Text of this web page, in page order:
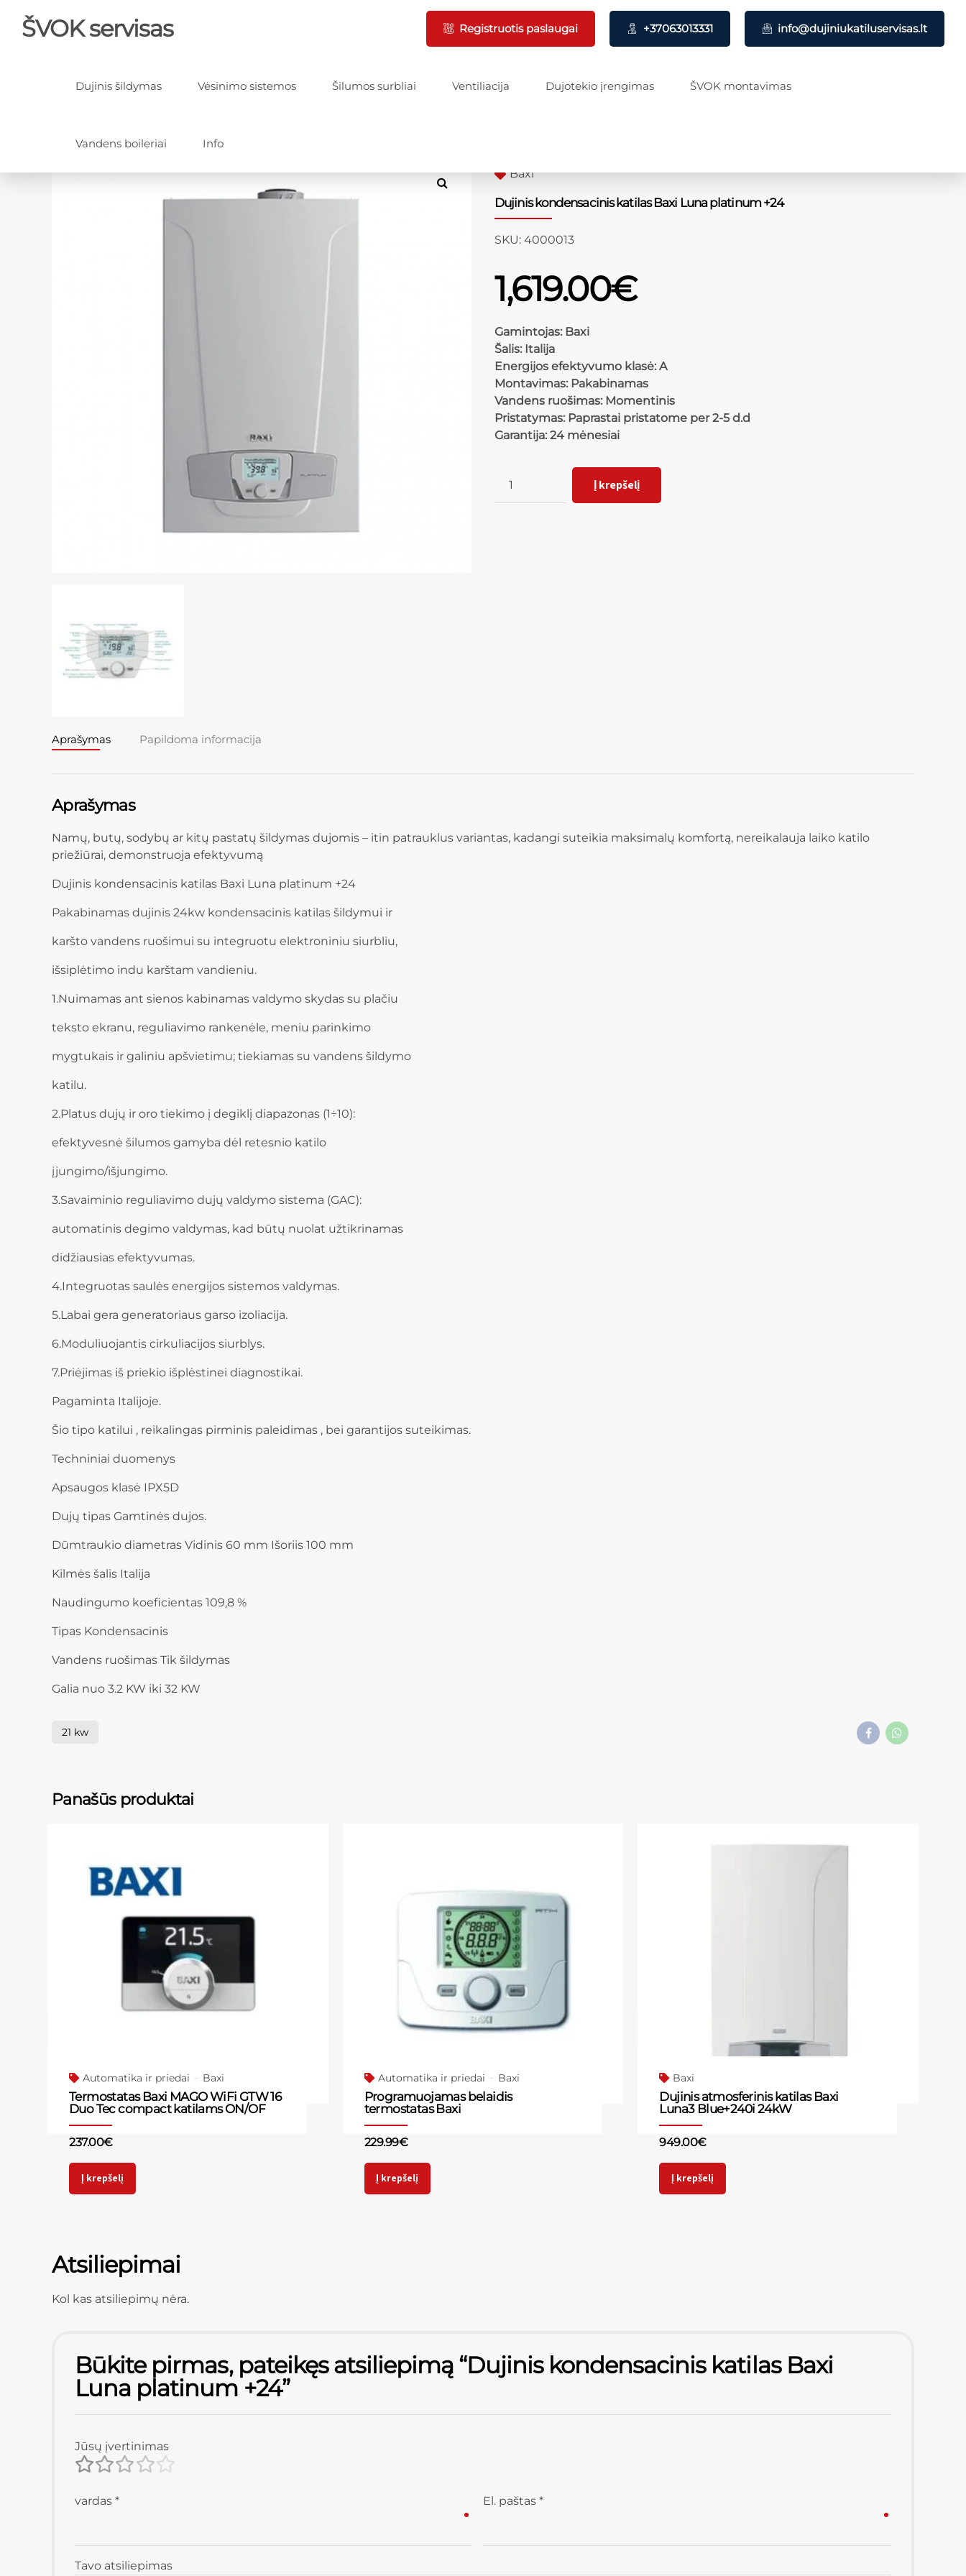
ŠVOK servisas Registruotis paslaugai +37063013331 info@dujiniukatiluservisas.lt
Dujinis šildymas Vėsinimo sistemos Šilumos surbliai Ventiliacija Dujotekio įrengimas ŠVOK montavimas
Vandens boileriai Info
Baxi
Dujinis kondensacinis katilas Baxi Luna platinum +24
SKU: 4000013
1,619.00€
Gamintojas: Baxi
Šalis: Italija
Energijos efektyvumo klasė: A
Montavimas: Pakabinamas
Vandens ruošimas: Momentinis
Pristatymas: Paprastai pristatome per 2-5 d.d
Garantija: 24 mėnesiai
Į krepšelį
Aprašymas Papildoma informacija
Aprašymas
Namų, butų, sodybų ar kitų pastatų šildymas dujomis – itin patrauklus variantas, kadangi suteikia maksimalų komfortą, nereikalauja laiko katilo
priežiūrai, demonstruoja efektyvumą
Dujinis kondensacinis katilas Baxi Luna platinum +24
Pakabinamas dujinis 24kw kondensacinis katilas šildymui ir
karšto vandens ruošimui su integruotu elektroniniu siurbliu,
išsiplėtimo indu karštam vandieniu.
1.Nuimamas ant sienos kabinamas valdymo skydas su plačiu
teksto ekranu, reguliavimo rankenėle, meniu parinkimo
mygtukais ir galiniu apšvietimu; tiekiamas su vandens šildymo
katilu.
2.Platus dujų ir oro tiekimo į degiklį diapazonas (1÷10):
efektyvesnė šilumos gamyba dėl retesnio katilo
įjungimo/išjungimo.
3.Savaiminio reguliavimo dujų valdymo sistema (GAC):
automatinis degimo valdymas, kad būtų nuolat užtikrinamas
didžiausias efektyvumas.
4.Integruotas saulės energijos sistemos valdymas.
5.Labai gera generatoriaus garso izoliacija.
6.Moduliuojantis cirkuliacijos siurblys.
7.Priėjimas iš priekio išplėstinei diagnostikai.
Pagaminta Italijoje.
Šio tipo katilui , reikalingas pirminis paleidimas , bei garantijos suteikimas.
Techniniai duomenys
Apsaugos klasė IPX5D
Dujų tipas Gamtinės dujos.
Dūmtraukio diametras Vidinis 60 mm Išoriis 100 mm
Kilmės šalis Italija
Naudingumo koeficientas 109,8 %
Tipas Kondensacinis
Vandens ruošimas Tik šildymas
Galia nuo 3.2 KW iki 32 KW
21 kw
Panašūs produktai
Automatika ir priedai Baxi
Termostatas Baxi MAGO WiFi GTW 16
Duo Tec compact katilams ON/OF
237.00€
Į krepšelį
Automatika ir priedai Baxi
Programuojamas belaidis
termostatas Baxi
229.99€
Į krepšelį
Baxi
Dujinis atmosferinis katilas Baxi
Luna3 Blue+240i 24kW
949.00€
Į krepšelį
Atsiliepimai
Kol kas atsiliepimų nėra.
Būkite pirmas, pateikęs atsiliepimą “Dujinis kondensacinis katilas Baxi
Luna platinum +24”
Jūsų įvertinimas
Tavo atsiliepimas
vardas * El. paštas *